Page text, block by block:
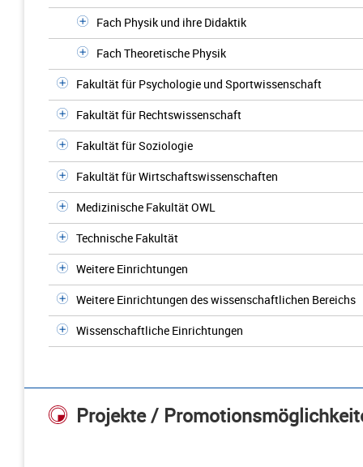
Fach Physik und ihre Didaktik
Fach Theoretische Physik
Fakultät für Psychologie und Sportwissenschaft
Fakultät für Rechtswissenschaft
Fakultät für Soziologie
Fakultät für Wirtschaftswissenschaften
Medizinische Fakultät OWL
Technische Fakultät
Weitere Einrichtungen
Weitere Einrichtungen des wissenschaftlichen Bereichs
Wissenschaftliche Einrichtungen
Projekte /